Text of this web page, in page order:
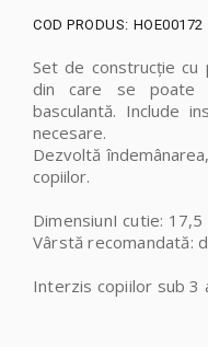
COD PRODUS: HOE00172
Set de construcție cu
din care se poate
basculantă. Include
necesare.
Dezvoltă
copiilor.
DimensiunI cutie:
Vârstă recomandată:
Interzis copiilor sub 3